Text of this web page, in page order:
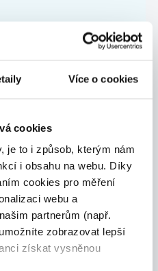
Více o cookies
cookies
je to i způsob, kterým nám
i obsahu na webu. Díky
cookies pro měření
webu a
partnerům (např.
zobrazovat lepší
získat vysněnou
závod
Řídit realizace sta...